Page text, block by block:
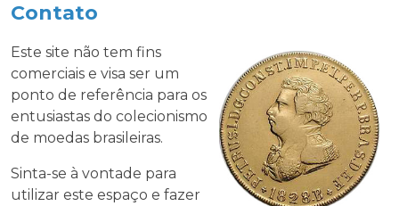
Contato
Este site não tem fins
comerciais e visa ser um
ponto de referência para os
entusiastas do colecionismo
de moedas brasileiras.
Sinta-se à vontade para
utilizar este espaço e fazer